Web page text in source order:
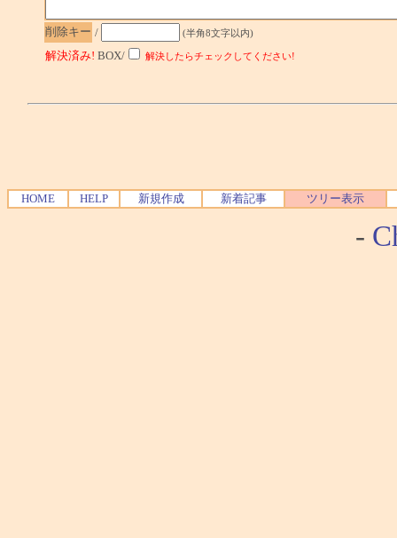
削除キー / (半角8文字以内)
解決済み! BOX/ 解決したらチェックしてください!
HOME HELP 新規作成 新着記事 ツリー表示
-